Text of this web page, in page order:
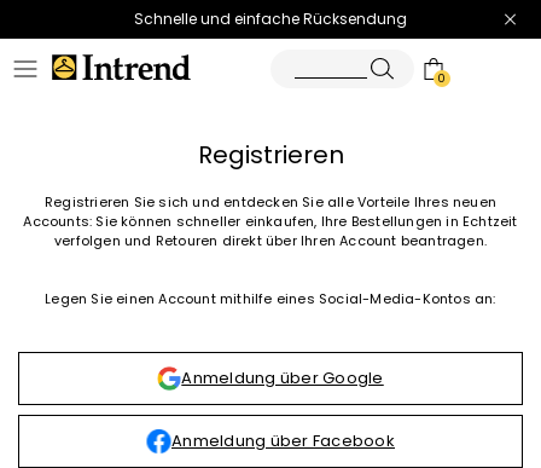
Schnelle und einfache Rücksendung
0
Registrieren
Registrieren Sie sich und entdecken Sie alle Vorteile Ihres neuen
Accounts: Sie können schneller einkaufen, Ihre Bestellungen in Echtzeit
verfolgen und Retouren direkt über Ihren Account beantragen.
Legen Sie einen Account mithilfe eines Social-Media-Kontos an:
Anmeldung über Google
Anmeldung über Facebook